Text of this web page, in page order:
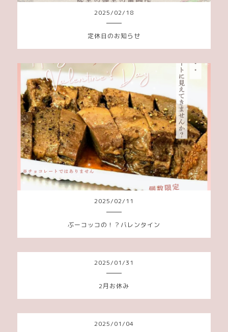
2025/02/18
定休日のお知らせ
2025/02/11
ぶーコッコの！？バレンタイン
2025/01/31
2月お休み
2025/01/04